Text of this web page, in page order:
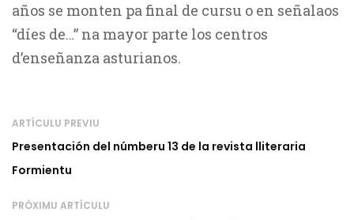
años se monten pa final de cursu o en señalaos
“díes de…” na mayor parte los centros
d’enseñanza asturianos.
ARTÍCULU PREVIU
Presentación del númberu 13 de la revista lliteraria
Formientu
PRÓXIMU ARTÍCULU